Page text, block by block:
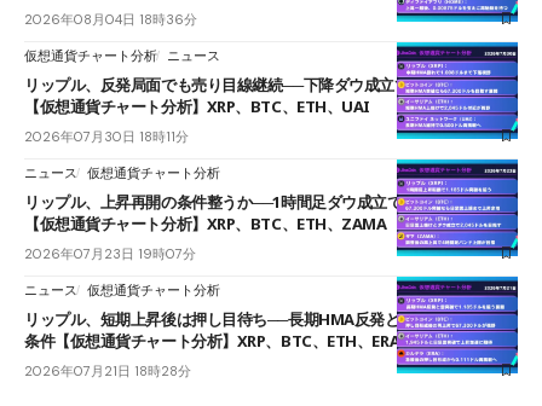
2026年08月04日 18時36分
仮想通貨チャート分析 ニュース
リップル、反発局面でも売り目線継続──下降ダウ成立で下値追う展開
【仮想通貨チャート分析】XRP、BTC、ETH、UAI
2026年07月30日 18時11分
ニュース 仮想通貨チャート分析
リップル、上昇再開の条件整うか──1時間足ダウ成立で1.185ドルを狙う
【仮想通貨チャート分析】XRP、BTC、ETH、ZAMA
2026年07月23日 19時07分
ニュース 仮想通貨チャート分析
リップル、短期上昇後は押し目待ち──長期HMA反発と雲上抜けが買い
条件【仮想通貨チャート分析】XRP、BTC、ETH、ERA
2026年07月21日 18時28分